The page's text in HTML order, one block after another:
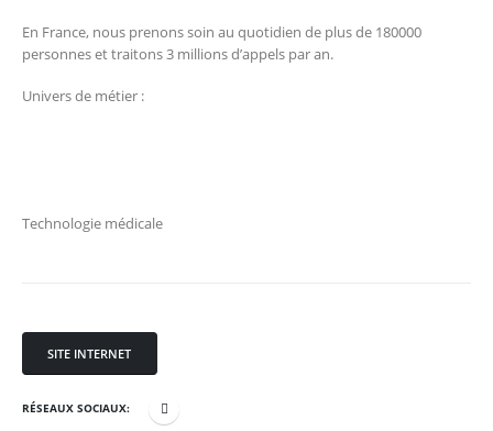
En France, nous prenons soin au quotidien de plus de 180000
personnes et traitons 3 millions d’appels par an.
Univers de métier :
Technologie médicale
SITE INTERNET
RÉSEAUX SOCIAUX: